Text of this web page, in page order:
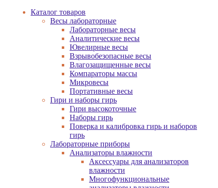
Каталог товаров
Весы лабораторные
Лабораторные весы
Аналитические весы
Ювелирные весы
Взрывобезопасные весы
Влагозащищенные весы
Компараторы массы
Микровесы
Портативные весы
Гири и наборы гирь
Гири высокоточные
Наборы гирь
Поверка и калибровка гирь и наборов
гирь
Лабораторные приборы
Анализаторы влажности
Аксессуары для анализаторов
влажности
Многофункциональные